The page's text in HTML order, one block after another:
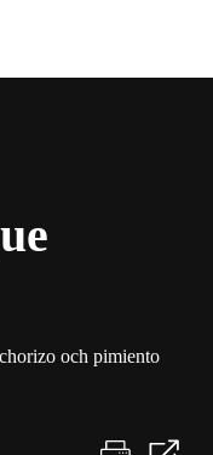
och pimiento